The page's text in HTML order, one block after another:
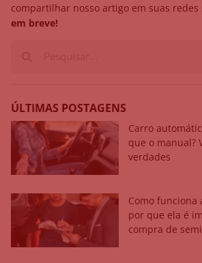
compartilhar nosso artigo em suas redes
em breve!
ÚLTIMAS POSTAGENS
Carro
que o manual?
verdades
Como funciona
por que ela é
compra de